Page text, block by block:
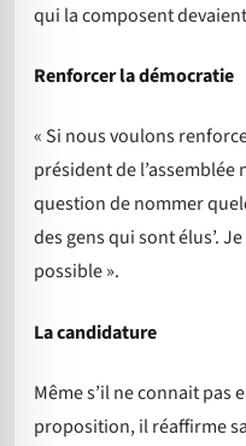
qui la composent
Renforcer la démocratie
« Si nous voulons
président de
question de nommer
des gens qui sont élus’.
possible ».
La candidature
Même s’il ne connait pas
proposition, il réaffirme